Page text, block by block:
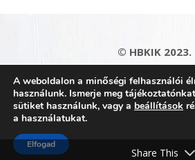
© HBKIK 2023.
Adatkezelési tájékoztató|
Kapcsolat|
A weboldalon a minőségi felhasználói
használunk. Ismerje meg
sütiket használunk, vagy a beállítások
a használatukat.
Elfogad
Share This